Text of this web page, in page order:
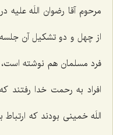
مرحوم آقا رضوان اللَه
از چهل و دو تشكیل آن
فرد مسلمان هم نوشته است،
افراد به رحمت خدا
اللَه خمینی بودند كه